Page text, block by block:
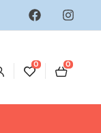
0 0